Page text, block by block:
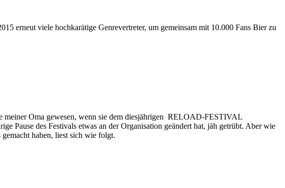
erneut viele hochkarätige Genrevertreter, um gemeinsam mit 10.000 Fans Bier zu
meiner Oma gewesen, wenn sie dem diesjährigen RELOAD-FESTIVAL
Pause des Festivals etwas an der Organisation geändert hat, jäh getrübt. Aber wie
haben, liest sich wie folgt.